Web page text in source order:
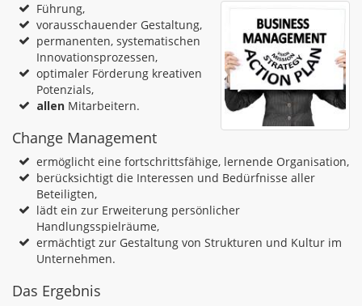
Führung,
vorausschauender Gestaltung,
permanenten, systematischen
Innovationsprozessen,
optimaler Förderung kreativen
Potenzials,
allen Mitarbeitern.
Change Management
ermöglicht eine fortschrittsfähige, lernende Organisation,
berücksichtigt die Interessen und Bedürfnisse aller
Beteiligten,
lädt ein zur Erweiterung persönlicher
Handlungsspielräume,
ermächtigt zur Gestaltung von Strukturen und Kultur im
Unternehmen.
Das Ergebnis